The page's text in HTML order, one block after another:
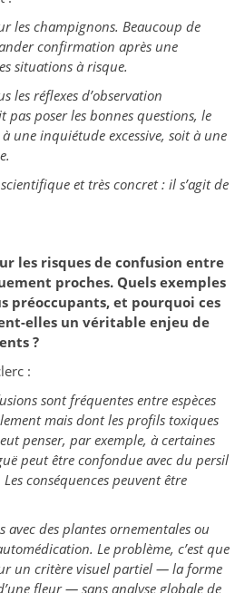
les champignons. Beaucoup de
confirmation après une
situations à risque.
les réflexes d’observation
poser les bonnes questions, le
une inquiétude excessive, soit à une
et très concret : il s’agit de
les risques de confusion entre
proches. Quels exemples
préoccupants, et pourquoi ces
elles un véritable enjeu de
?
:
sont fréquentes entre espèces
mais dont les profils toxiques
penser, par exemple, à certaines
peut être confondue avec du persil
conséquences peuvent être
avec des plantes ornementales ou
Le problème, c’est que
un critère visuel partiel — la forme
fleur — sans analyse globale de